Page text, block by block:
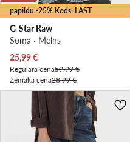
papildu -25% Kods: LAST
G-Star Raw
Soma · Melns
Pašreizējā cena
25,99€
Regulārā cena59,99 €
Zemākā cena28,99 €